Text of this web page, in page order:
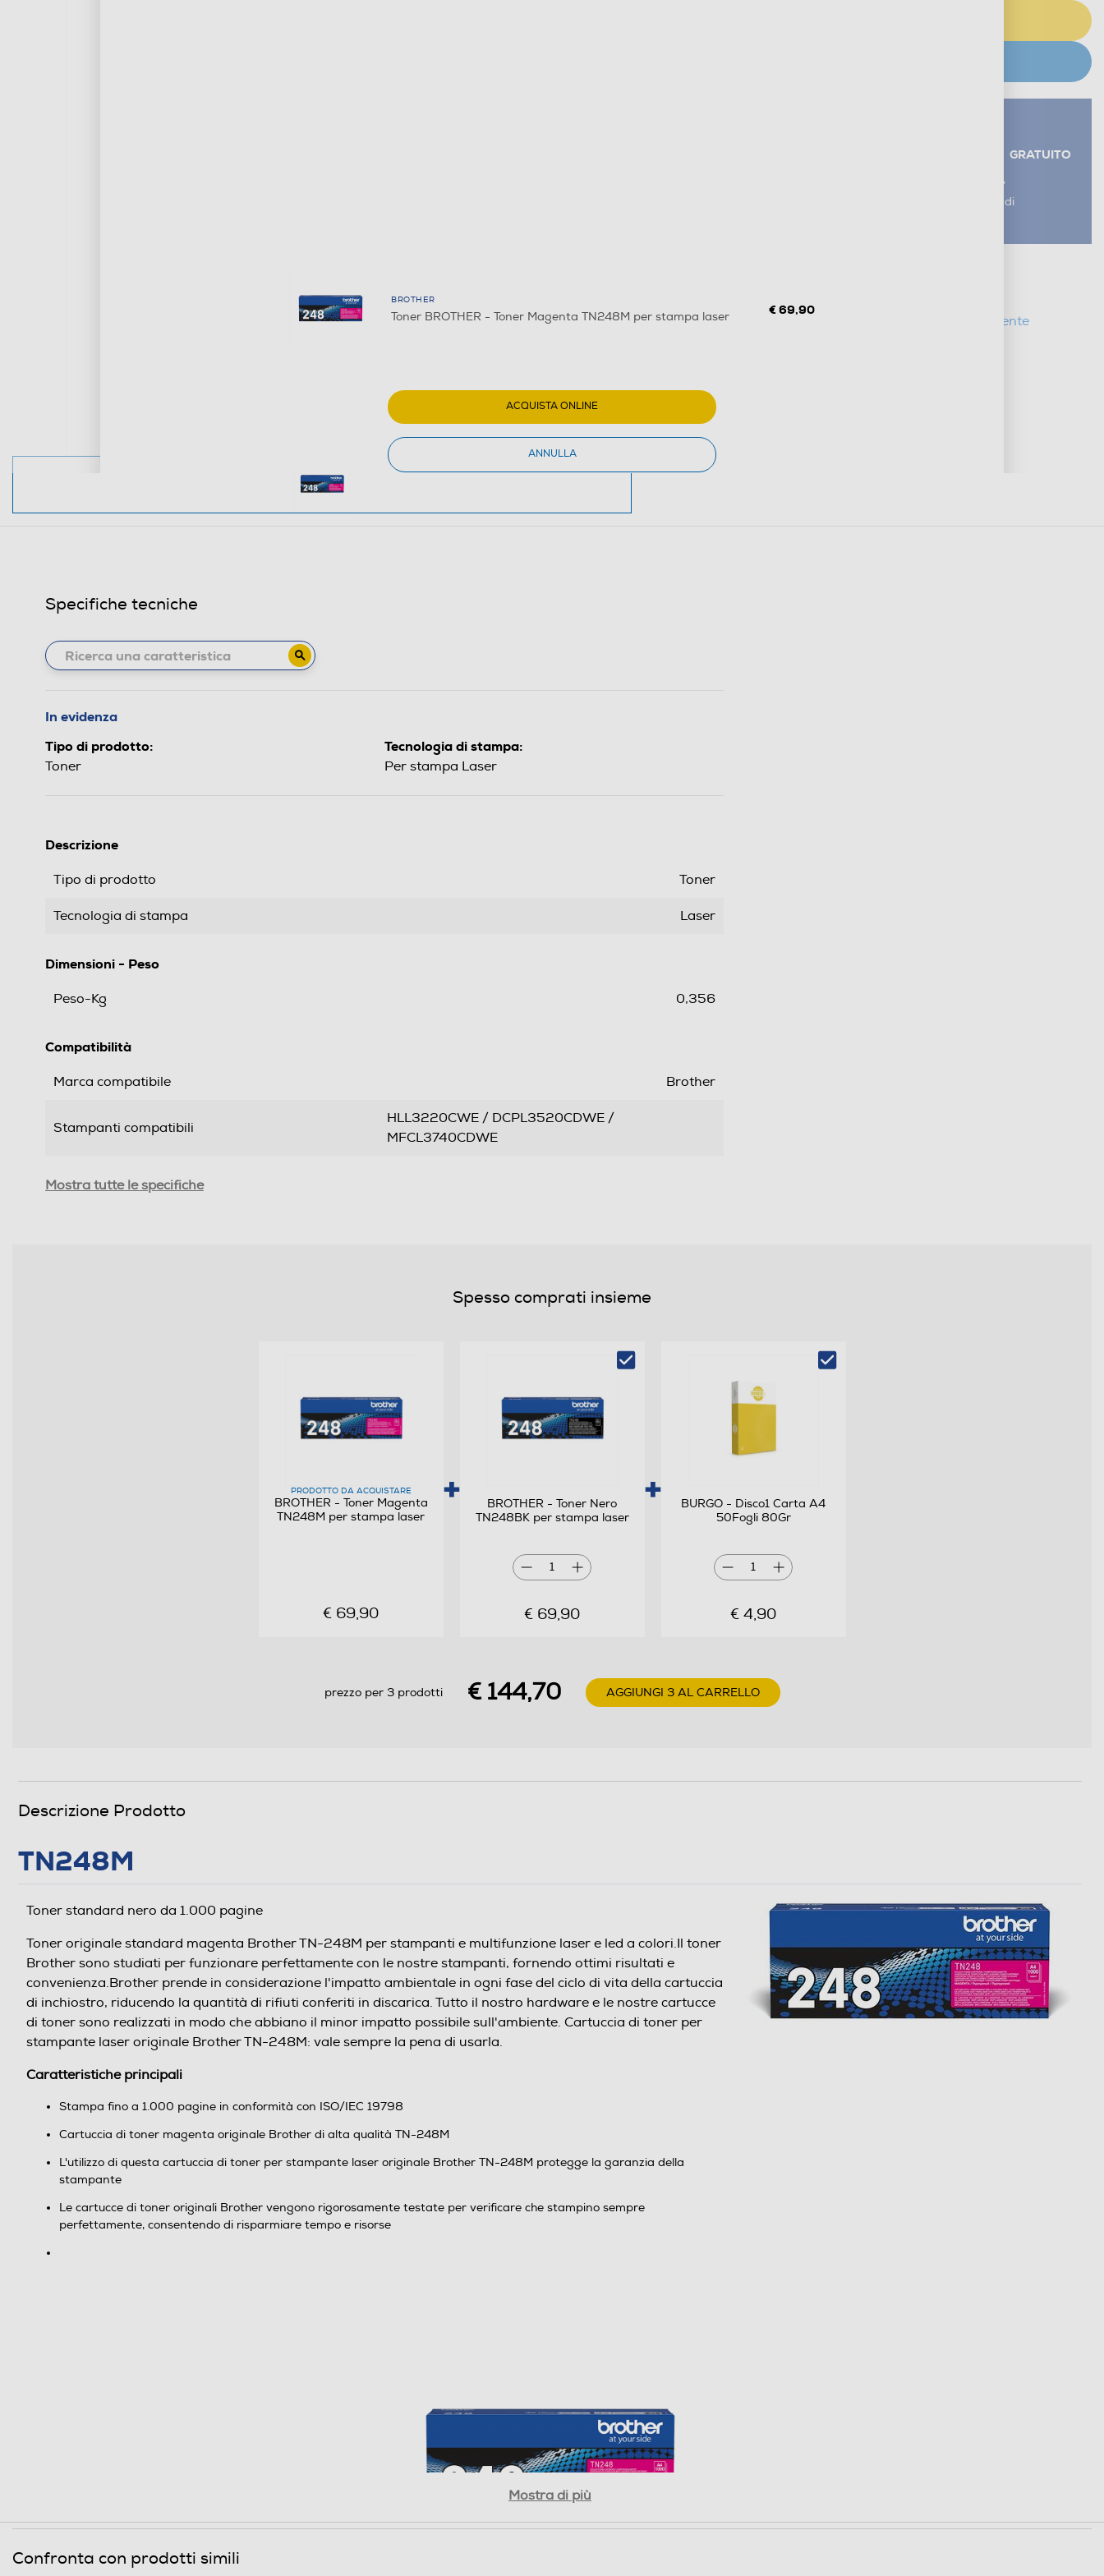
GRATUITO
*I servizi sono esclusi dal costo di
Specifiche tecniche
In evidenza
Tipo di prodotto:
Toner
Tecnologia di stampa:
Per stampa Laser
Descrizione
Tipo di prodotto Toner
Tecnologia di stampa Laser
Dimensioni - Peso
Peso-Kg 0,356
Compatibilità
Marca compatibile Brother
Stampanti compatibili
HLL3220CWE / DCPL3520CDWE /
MFCL3740CDWE
Informazioni sulla sicurezza del prodotto
Mostra tutte le specifiche
Spesso comprati insieme
PRODOTTO DA ACQUISTARE
BROTHER - Toner Magenta
TN248M per stampa laser
€ 69,90
BROTHER - Toner Nero
TN248BK per stampa laser
1
€ 69,90
BURGO - Disco1 Carta A4
50Fogli 80Gr
1
€ 4,90
prezzo per 3 prodotti € 144,70 AGGIUNGI 3 AL CARRELLO
Descrizione Prodotto
TN248M
Toner standard nero da 1.000 pagine
Toner originale standard magenta Brother TN-248M per stampanti e multifunzione laser e led a colori.Il toner
Brother sono studiati per funzionare perfettamente con le nostre stampanti, fornendo ottimi risultati e
convenienza.Brother prende in considerazione l'impatto ambientale in ogni fase del ciclo di vita della cartuccia
di inchiostro, riducendo la quantità di rifiuti conferiti in discarica. Tutto il nostro hardware e le nostre cartucce
di toner sono realizzati in modo che abbiano il minor impatto possibile sull'ambiente. Cartuccia di toner per
stampante laser originale Brother TN-248M: vale sempre la pena di usarla.
Caratteristiche principali
Stampa fino a 1.000 pagine in conformità con ISO/IEC 19798
Cartuccia di toner magenta originale Brother di alta qualità TN-248M
L'utilizzo di questa cartuccia di toner per stampante laser originale Brother TN-248M protegge la garanzia della
stampante
Le cartucce di toner originali Brother vengono rigorosamente testate per verificare che stampino sempre
perfettamente, consentendo di risparmiare tempo e risorse
Mostra di più
Confronta con prodotti simili
BROTHER
Toner BROTHER - Toner Magenta TN248M per stampa laser € 69,90
ACQUISTA ONLINE
ANNULLA